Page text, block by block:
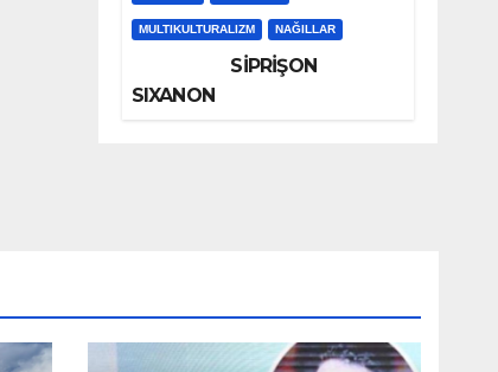
MULTIKULTURALIZM NAĞILLAR
SİPRİŞON
SIXANON